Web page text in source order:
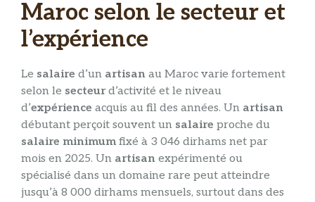
Maroc selon le secteur et
l’expérience
Le salaire d’un artisan au Maroc varie fortement
selon le secteurd’activité et le niveau
d’expérience acquis au fil des années. Un artisan
débutant perçoit souvent un salaire proche du
salaire minimumfixé à 3 046 dirhams net par
mois en 2025. Un artisan expérimenté ou
spécialisé dans un domaine rare peut atteindre
jusqu’à 8 000 dirhams mensuels, surtout dans des